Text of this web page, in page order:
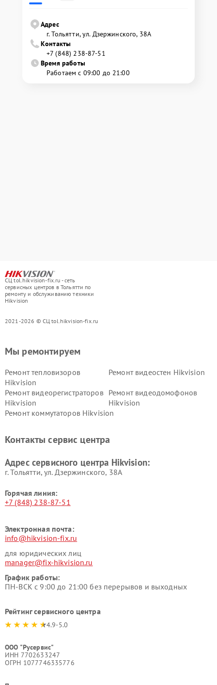
Адрес
г. Тольятти, ул. Дзержинского, 38А
Контакты
+7 (848) 238-87-51
Время работы
Работаем с 09:00 до 21:00
СЦ tol.hikvision-fix.ru - сеть
сервисных центров в Тольятти по
ремонту и обслуживанию техники
Hikvision
2021-2026 © СЦ tol.hikvision-fix.ru
Мы ремонтируем
Ремонт тепловизоров
Hikvision
Ремонт видеостен Hikvision
Ремонт видеорегистраторов
Hikvision
Ремонт видеодомофонов
Hikvision
Ремонт коммутаторов Hikvision
Контакты сервис центра
Адрес сервисного центра Hikvision:
г. Тольятти, ул. Дзержинского, 38А
Горячая линия:
+7 (848) 238-87-51
Электронная почта:
info@hikvision-fix.ru
для юридических лиц
manager@fix-hikvision.ru
График работы:
ПН-ВСК с 9:00 до 21:00 без перерывов и выходных
Рейтинг сервисного центра
4.9-5.0
ООО "Русервис"
ИНН 7702633247
ОГРН 1077746335776